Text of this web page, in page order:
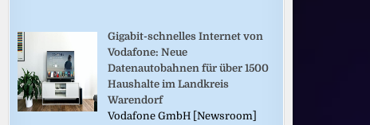
Gigabit-schnelles Internet von
Vodafone: Neue
Datenautobahnen für über 1500
Haushalte im Landkreis
Warendorf
Vodafone GmbH [Newsroom]